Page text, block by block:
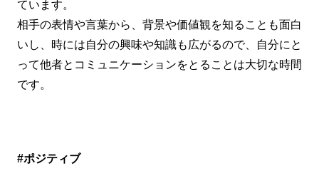
ています。
相手の表情や言葉から、背景や価値観を知ることも面白
いし、時には自分の興味や知識も広がるので、自分にと
って他者とコミュニケーションをとることは大切な時間
です。
#ポジティブ